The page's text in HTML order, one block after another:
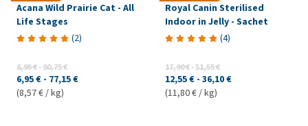
Acana Wild Prairie Cat - All
Life Stages
(2)
6,95 €-90,75 €
6,95 € - 77,15 €
(8,57 € / kg)
Royal Canin Sterilised
Indoor in Jelly - Sachet
(4)
17,90 €-51,55 €
12,55 € - 36,10 €
(11,80 € / kg)